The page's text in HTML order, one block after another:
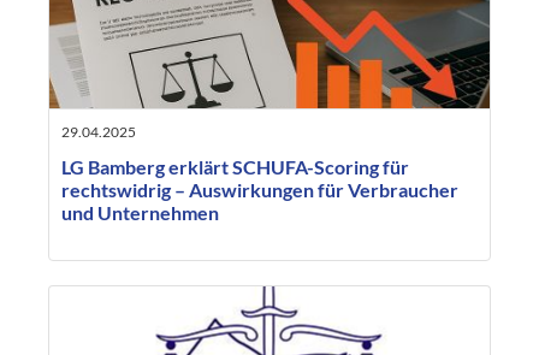
29.04.2025
LG Bamberg erklärt SCHUFA-Scoring für
rechtswidrig – Auswirkungen für Verbraucher
und Unternehmen